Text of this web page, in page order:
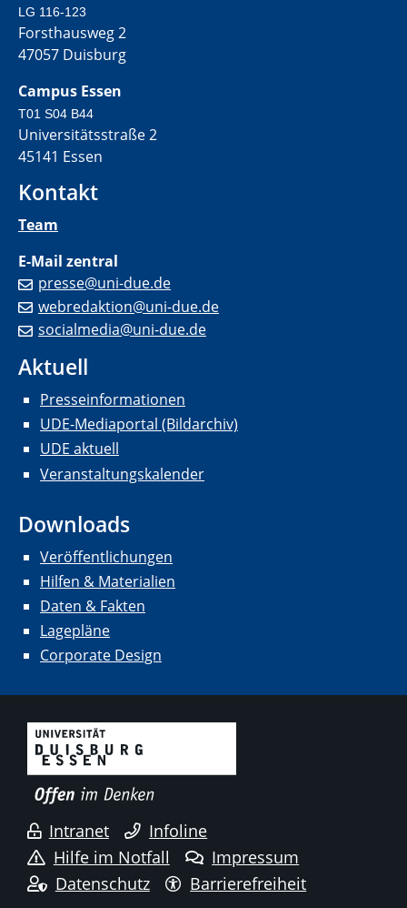
LG 116-123
Forsthausweg 2
47057 Duisburg
Campus Essen
T01 S04 B44
Universitätsstraße 2
45141 Essen
Kontakt
Team
E-Mail zentral
presse@uni-due.de
webredaktion@uni-due.de
socialmedia@uni-due.de
Aktuell
Presseinformationen
UDE-Mediaportal (Bildarchiv)
UDE aktuell
Veranstaltungskalender
Downloads
Veröffentlichungen
Hilfen & Materialien
Daten & Fakten
Lagepläne
Corporate Design
Intranet
Infoline
Hilfe im Notfall
Impressum
Datenschutz
Barrierefreiheit